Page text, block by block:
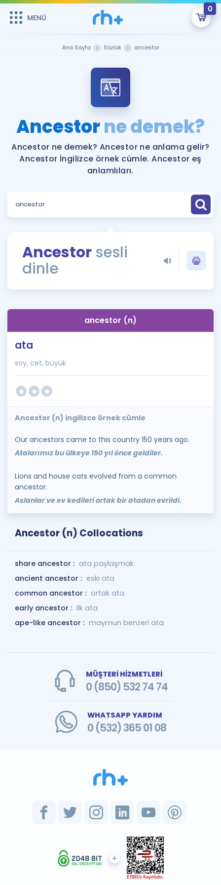
MENÜ
0
ÜYE DEĞİLİM
Sepetin Şu An Boş.
Remzi Hoca ile seni sınava hazırlayacak onlarca eğitim seni
bekliyor!
MENÜ
Faydalı Araçlar
Sözlük
Rehberlik Aracı
ÖSYM Sınav Takvimi
İngilizce Gramer
Hakkımızda
Ana Sayfa Sözlük ancestor
Ancestorne demek?
Ancestor ne demek? Ancestor ne anlama gelir?
Ancestor İngilizce örnek cümle. Ancestor eş
anlamlıları.
Ancestor sesli
dinle
ancestor (n)
ata
soy, cet, büyük
Ancestor (n) ingilizce örnek cümle
Our ancestors came to this country 150 years ago.
Atalarımız bu ülkeye 150 yıl önce geldiler.
Lions and house cats evolved from a common
ancestor.
Aslanlar ve ev kedileri ortak bir atadan evrildi.
Ancestor (n) Collocations
share ancestor : ata paylaşmak
ancient ancestor : eski ata
common ancestor : ortak ata
early ancestor : ilk ata
ape-like ancestor : maymun benzeri ata
MÜŞTERİ HİZMETLERİ
0 (850) 532 74 74
WHATSAPP YARDIM
0 (532) 365 01 08